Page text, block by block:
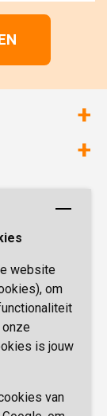
website
om
onze
is jouw
van
en